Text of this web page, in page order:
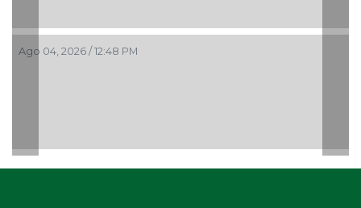
Ago 04, 2026 / 12:48 PM